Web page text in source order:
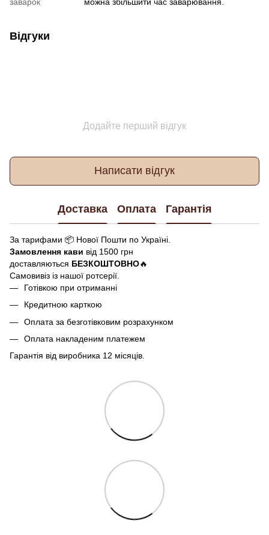
Відгуки
Додайте перший відгук
Написати відгук
Доставка Оплата Гарантія
За тарифами 📦 Нової Пошти по Україні.
Замовлення кави від 1500 грн
доставляються БЕЗКОШТОВНО🔥
Самовивіз із нашої ротсерії.
Готівкою при отриманні
Кредитною карткою
Оплата за безготівковим розрахунком
Оплата накладеним платежем
Гарантія від виробника 12 місяців.